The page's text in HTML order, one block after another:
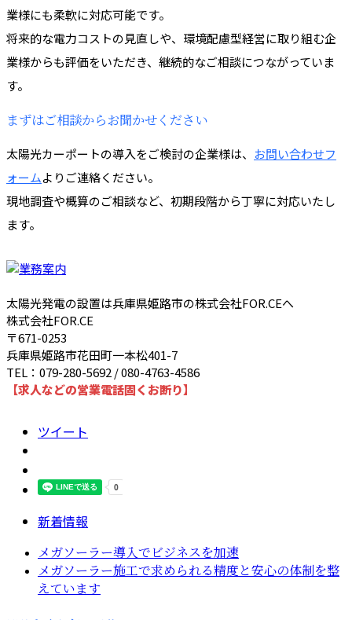
業様にも柔軟に対応可能です。
将来的な電力コストの見直しや、環境配慮型経営に取り組む企
業様からも評価をいただき、継続的なご相談につながっていま
す。
まずはご相談からお聞かせください
太陽光カーポートの導入をご検討の企業様は、 お問い合わせフ
ォームよりご連絡ください。
現地調査や概算のご相談など、初期段階から丁寧に対応いたし
ます。
太陽光発電の設置は兵庫県姫路市の株式会社FOR.CEへ
株式会社FOR.CE
〒671-0253
兵庫県姫路市花田町一本松401-7
TEL：079-280-5692 / 080-4763-4586
【求人などの営業電話固くお断り】
ツイート
新着情報
メガソーラー導入でビジネスを加速
メガソーラー施工で求められる精度と安心の体制を整
えています